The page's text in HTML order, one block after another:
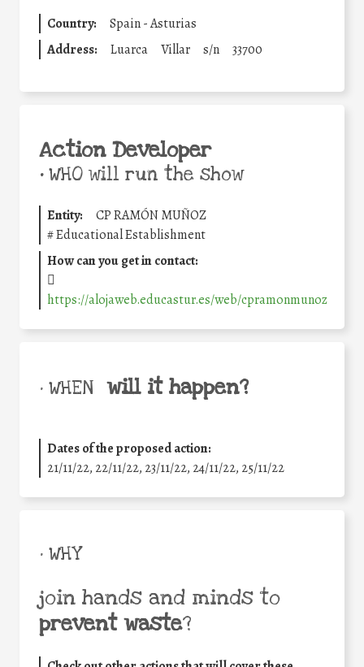
Country:
Spain - Asturias
Address:
Luarca Villar s/n 33700
Action Developer
•WHO will run the show
Entity:
CP RAMÓN MUÑOZ
#Educational Establishment
How can you get in contact:
https://alojaweb.educastur.es/web/cpramonmunoz
• WHEN will it happen?
Dates of the proposed action:
21/11/22, 22/11/22, 23/11/22, 24/11/22, 25/11/22
• WHY
join hands and minds to
prevent waste?